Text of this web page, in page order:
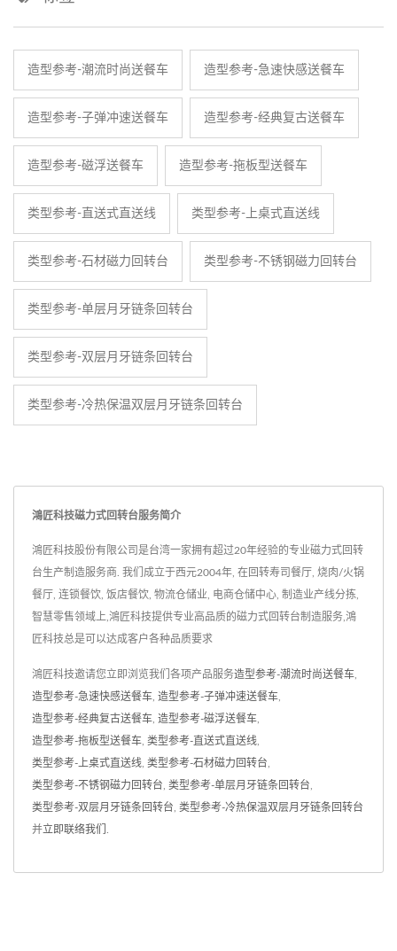
造型参考-潮流时尚送餐车 造型参考-急速快感送餐车
造型参考-子弹冲速送餐车 造型参考-经典复古送餐车
造型参考-磁浮送餐车 造型参考-拖板型送餐车
类型参考-直送式直送线 类型参考-上桌式直送线
类型参考-石材磁力回转台 类型参考-不锈钢磁力回转台
类型参考-单层月牙链条回转台
类型参考-双层月牙链条回转台
类型参考-冷热保温双层月牙链条回转台
鴻匠科技磁力式回转台服务简介
鴻匠科技股份有限公司是台湾一家拥有超过20年经验的专业磁力式回转
台生产制造服务商. 我们成立于西元2004年, 在回转寿司餐厅, 烧肉/火锅
餐厅, 连锁餐饮, 饭店餐饮, 物流仓储业, 电商仓储中心, 制造业产线分拣,
智慧零售领域上,鴻匠科技提供专业高品质的磁力式回转台制造服务,鴻
匠科技总是可以达成客户各种品质要求
鴻匠科技邀请您立即浏览我们各项产品服务造型参考-潮流时尚送餐车,
造型参考-急速快感送餐车, 造型参考-子弹冲速送餐车,
造型参考-经典复古送餐车, 造型参考-磁浮送餐车,
造型参考-拖板型送餐车, 类型参考-直送式直送线,
类型参考-上桌式直送线, 类型参考-石材磁力回转台,
类型参考-不锈钢磁力回转台, 类型参考-单层月牙链条回转台,
类型参考-双层月牙链条回转台, 类型参考-冷热保温双层月牙链条回转台
并立即联络我们 .